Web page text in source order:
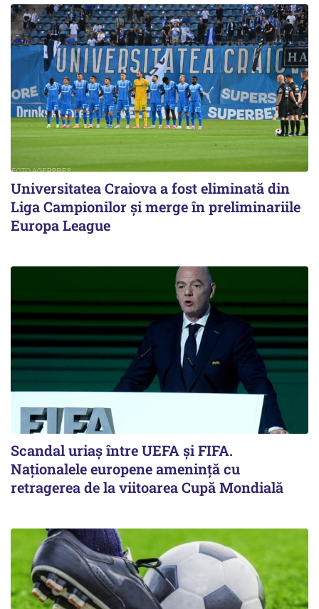
Universitatea Craiova a fost eliminată din
Liga Campionilor şi merge în preliminariile
Europa League
Scandal uriaş între UEFA şi FIFA.
Naţionalele europene ameninţă cu
retragerea de la viitoarea Cupă Mondială